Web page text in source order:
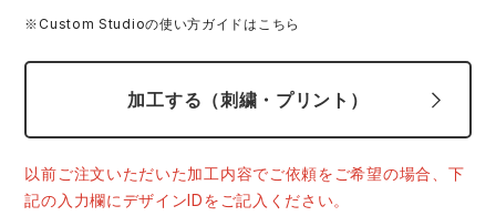
※Custom Studioの使い方ガイドはこちら
加工する（刺繍・プリント）
以前ご注文いただいた加工内容でご依頼をご希望の場合、下
記の入力欄にデザインIDをご記入ください。